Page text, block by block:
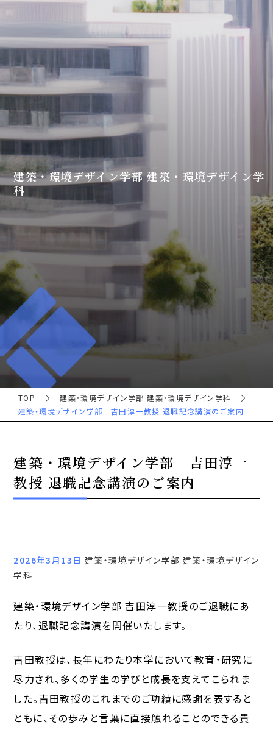
建築・環境デザイン学部 建築・環境デザイン学
科
TOP
建築・環境デザイン学部 建築・環境デザイン学科
建築・環境デザイン学部 吉田淳一教授 退職記念講演のご案内
建築・環境デザイン学部 吉田淳一
教授 退職記念講演のご案内
2026年3月13日 建築・環境デザイン学部 建築・環境デザイン
学科
建築・環境デザイン学部 吉田淳一教授のご退職にあ
たり、退職記念講演を開催いたします。
吉田教授は、長年にわたり本学において教育・研究に
尽力され、多くの学生の学びと成長を支えてこられま
した。吉田教授のこれまでのご功績に感謝を表すると
ともに、その歩みと言葉に直接触れることのできる貴